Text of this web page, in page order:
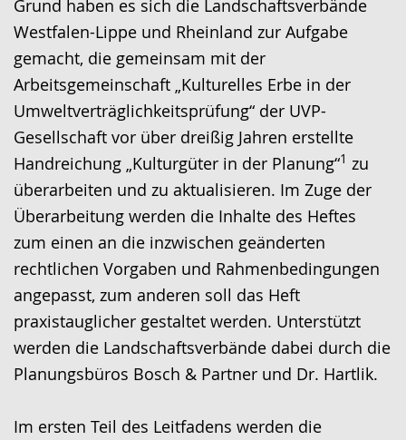
Grund haben es sich die Landschaftsverbände
Westfalen-Lippe und Rheinland zur Aufgabe
gemacht, die gemeinsam mit der
Arbeitsgemeinschaft „Kulturelles Erbe in der
Umweltverträglichkeitsprüfung“ der UVP-
Gesellschaft vor über dreißig Jahren erstellte
Handreichung „Kulturgüter in der Planung“1 zu
überarbeiten und zu aktualisieren. Im Zuge der
Überarbeitung werden die Inhalte des Heftes
zum einen an die inzwischen geänderten
rechtlichen Vorgaben und Rahmenbedingungen
angepasst, zum anderen soll das Heft
praxistauglicher gestaltet werden. Unterstützt
werden die Landschaftsverbände dabei durch die
Planungsbüros Bosch & Partner und Dr. Hartlik.
Im ersten Teil des Leitfadens werden die